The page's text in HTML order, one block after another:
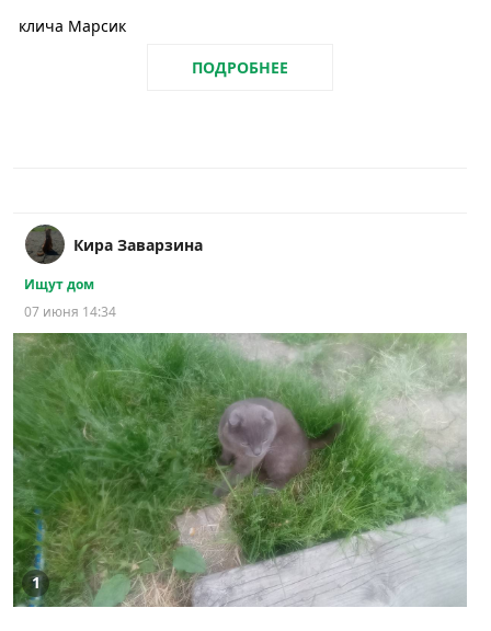
клича Марсик
ПОДРОБНЕЕ
Кира Заварзина
Ищут дом
07 июня 14:34
1